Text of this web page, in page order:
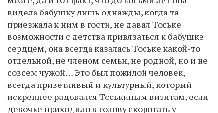
видела бабушку лишь однажды, когда та
приезжала к ним в гости, не давал Тоське
возможности с детства привязаться к бабушке
сердцем, она всегда казалась Тоське какой-то
отдельной, не членом семьи, не родной, но и не
совсем чужой… Это был пожилой человек,
всегда приветливый и культурный, который
искреннее радовался Тоськиным визитам, если
девочке приходило в голову скоротать у